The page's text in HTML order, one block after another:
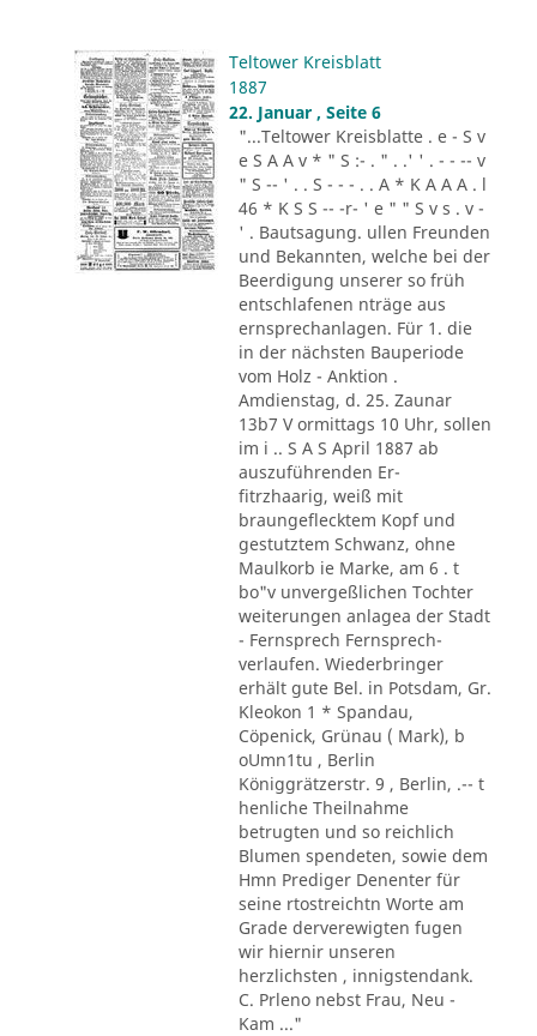
Teltower Kreisblatt
1887
22. Januar , Seite 6
"...Teltower Kreisblatte . e - S v
e S A A v * " S :- . " . .' ' . - - -- v
" S -- ' . . S - - - . . A * K A A A . l
46 * K S S -- -r- ' e " " S v s . v -
' . Bautsagung. ullen Freunden
und Bekannten, welche bei der
Beerdigung unserer so früh
entschlafenen nträge aus
ernsprechanlagen. Für 1. die
in der nächsten Bauperiode
vom Holz - Anktion .
Amdienstag, d. 25. Zaunar
13b7 V ormittags 10 Uhr, sollen
im i .. S A S April 1887 ab
auszuführenden Er-
fitrzhaarig, weiß mit
braungeflecktem Kopf und
gestutztem Schwanz, ohne
Maulkorb ie Marke, am 6 . t
bo"v unvergeßlichen Tochter
weiterungen anlagea der Stadt
- Fernsprech Fernsprech-
verlaufen. Wiederbringer
erhält gute Bel. in Potsdam, Gr.
Kleokon 1 * Spandau,
Cöpenick, Grünau ( Mark), b
oUmn1tu , Berlin
Königgrätzerstr. 9 , Berlin, .-- t
henliche Theilnahme
betrugten und so reichlich
Blumen spendeten, sowie dem
Hmn Prediger Denenter für
seine rtostreichtn Worte am
Grade derverewigten fugen
wir hiernir unseren
herzlichsten , innigstendank.
C. Prleno nebst Frau, Neu -
Kam ..."